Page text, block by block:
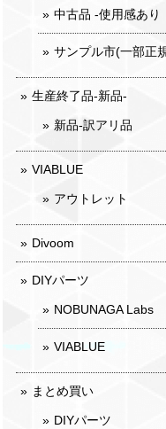
中古品 -使用感あり
サンプル市(一部正
生産終了品-新品-
新品-訳アリ品
VIABLUE
アウトレット
Divoom
DIYパーツ
NOBUNAGA Labs
VIABLUE
まとめ買い
DIYパーツ